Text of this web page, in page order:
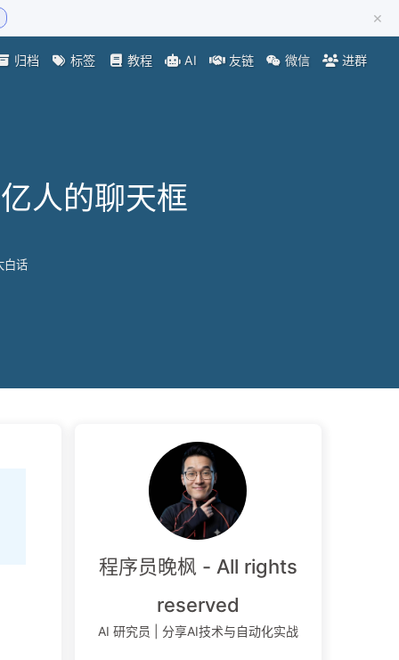
×
归档 标签 教程 AI 友链 微信 进群
人的聊天框
白话
程序员晚枫 - All rights
reserved
AI 研究员 | 分享AI技术与自动化实战